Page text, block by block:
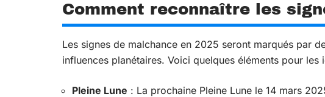
Comment reconnaître les
Les signes de malchance en 2025 seront marqués par
influences planétaires. Voici quelques éléments pour les
Pleine Lune : La prochaine Pleine Lune le 14 mars